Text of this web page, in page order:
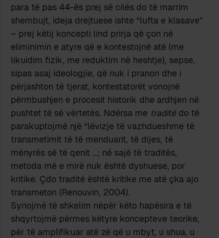
para të pas 44-ës prej së cilës do të marrim
shembujt, ideja drejtuese ishte “lufta e klasave”
– prej këtij koncepti lind prirja që çon në
eliminimin e atyre që e kontestojnë atë (me
likuidim fizik, me reduktim në heshtje), sepse,
sipas asaj ideologjie, që nuk i pranon dhe i
përjashton të tjerat, kontestatorët vonojnë
përmbushjen e procesit historik dhe ardhjen në
pushtet të së vërtetës. Ndërsa me traditë do të
parakuptojmë një “lëvizje të vazhdueshme të
transmetimit të të menduarit, të dijes, të
mënyrës së të qenit …; në sajë të traditës,
metoda më e mirë nuk është dyshuese, por
kritike. Çdo traditë është kritike me atë çka ajo
transmeton (Renouvin, 2004).
Synojmë të shkelim nëpër këto hapësira e të
shqyrtojmë përmes këtyre koncepteve teorike,
për të amplifikuar atë zë që u mbyt, u shua, u